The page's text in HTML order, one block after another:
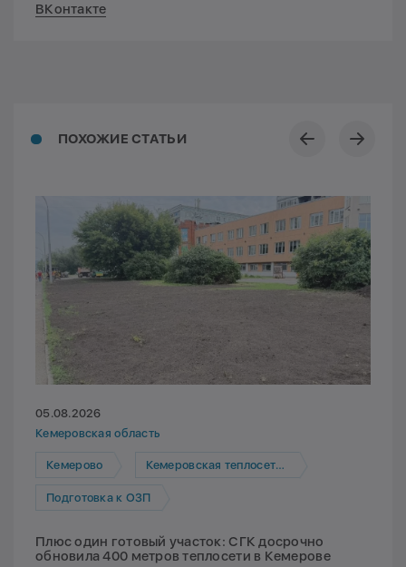
ВКонтакте
ПОХОЖИЕ СТАТЬИ
05.08.2026
Кемеровская область
Кемерово Кемеровская теплосетевая компания
Подготовка к ОЗП
Плюс один готовый участок: СГК досрочно
обновила 400 метров теплосети в Кемерове